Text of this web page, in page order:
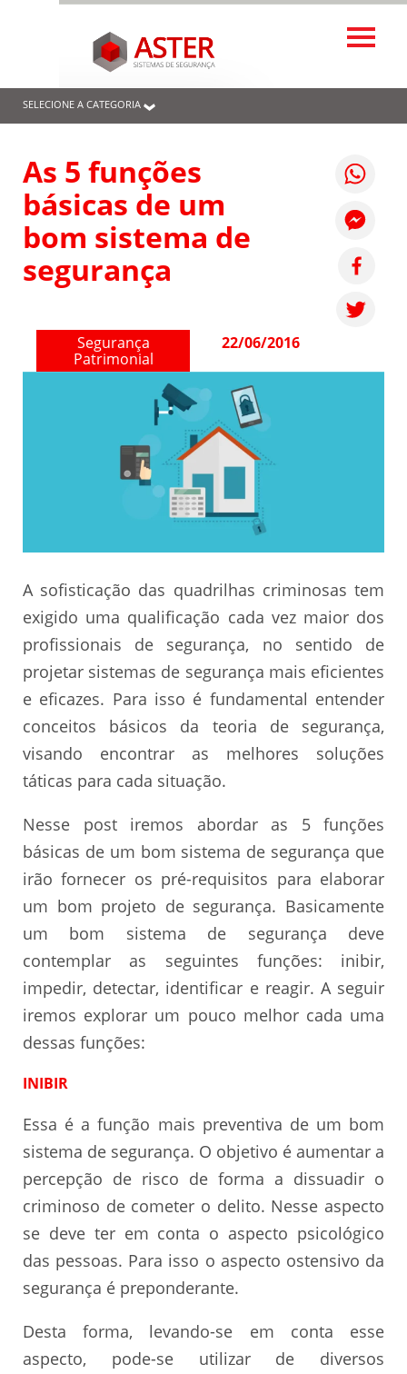
SELECIONE A CATEGORIA
As 5 funções
básicas de um
bom sistema de
segurança
Segurança
Patrimonial
22/06/2016
A sofisticação das quadrilhas criminosas tem
exigido uma qualificação cada vez maior dos
profissionais de segurança, no sentido de
projetar sistemas de segurança mais eficientes
e eficazes. Para isso é fundamental entender
conceitos básicos da teoria de segurança,
visando encontrar as melhores soluções
táticas para cada situação.
Nesse post iremos abordar as 5 funções
básicas de um bom sistema de segurança que
irão fornecer os pré-requisitos para elaborar
um bom projeto de segurança. Basicamente
um bom sistema de segurança deve
contemplar as seguintes funções: inibir,
impedir, detectar, identificar e reagir. A seguir
iremos explorar um pouco melhor cada uma
dessas funções:
INIBIR
Essa é a função mais preventiva de um bom
sistema de segurança. O objetivo é aumentar a
percepção de risco de forma a dissuadir o
criminoso de cometer o delito. Nesse aspecto
se deve ter em conta o aspecto psicológico
das pessoas. Para isso o aspecto ostensivo da
segurança é preponderante.
Desta forma, levando-se em conta esse
aspecto, pode-se utilizar de diversos